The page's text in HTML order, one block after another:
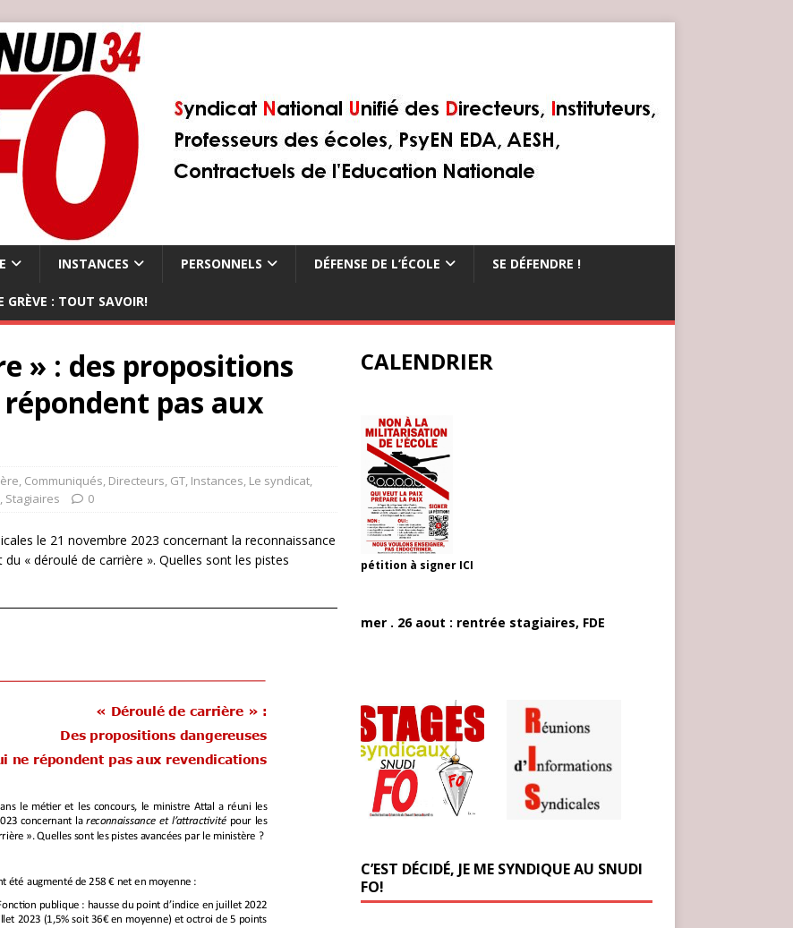
INSTANCES PERSONNELS DÉFENSE DE L’ÉCOLE SE DÉFENDRE !
GRÈVE : TOUT SAVOIR!
» : des propositions
pas aux
, Communiqués, Directeurs, GT, Instances, Le syndicat,
, Stagiaires 0
le 21 novembre 2023 concernant la reconnaissance
« déroulé de carrière ». Quelles sont les pistes
CALENDRIER
pétition à signer ICI
mer . 26 aout : rentrée stagiaires, FDE
C’EST DÉCIDÉ, JE ME SYNDIQUE AU SNUDI
FO!